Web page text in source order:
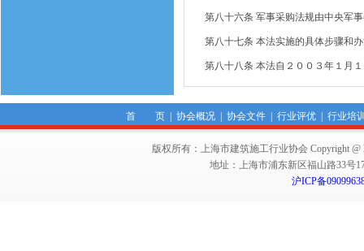
第八十六条 军事采购法规由中央军
第八十七条 本法实施的具体步骤和
第八十八条 本法自２００３年１月
首 页| 协会概况| 协会文件| 行业评优| 行业培
版权所有：上海市建筑施工行业协会 Copyright @
地址：上海市浦东新区福山路33号
沪ICP备